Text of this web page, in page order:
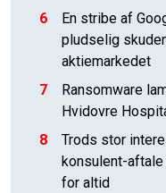
6
En stribe af
pludselig
aktiemarkedet
7
Ransomware
Hvidovre
8
Trods stor
konsulent-
for altid